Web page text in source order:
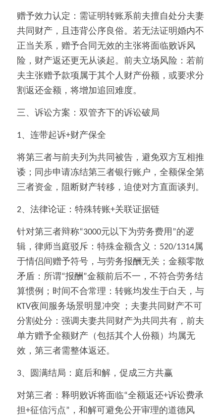
赠予效力认定：需证明转账系前夫擅自处分夫妻
共同财产，且违背公序良俗。若无法证明婚内不
正当关系，赠予合同无效的主张将面临败诉风
险，财产返还更无从谈起。前夫立场风险：若前
夫主张赠予款项属于其个人财产份额，或要求分
割返还金额，将增加追回难度。
三、诉讼方案：双管齐下的诉讼破局
1、连带起诉+财产保全
将第三者与前夫列为共同被告，避免双方互相推
诿；同步申请冻结第三者银行账户，全额保全第
三者资金，阻断财产转移，迫使对方直面谈判。
2、法律论证：特殊转账+关联证据链
针对第三者辩称“3000元以下为劳务费用”的逻
辑，律师当庭驳斥：特殊金额含义：520/1314属
于情侣间赠予符号，与劳务报酬无关；金额零散
矛盾：所谓“报酬”金额前后不一，不符合劳务结
算惯例；时间不合常理：转账均发生于白天，与
KTV夜间服务场景明显冲突 ；夫妻共同财产不可
分割处分：强调夫妻共同财产为共同共有，前夫
单方赠予全额财产（包括其个人份额）均属无
效，第三者需整体返还。
3、圆满结局：庭后和解，促成三方共赢
对第三者：释明败诉将面临“全额返还+诉讼费承
担+征信污点”，和解可避免公开审理的道德风